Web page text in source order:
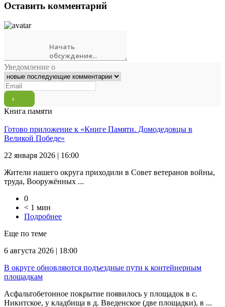
Оставить комментарий
Уведомление о
Книга памяти
Готово приложение к «Книге Памяти. Домодедовцы в
Великой Победе»
22 января 2026 | 16:00
Жители нашего округа приходили в Совет ветеранов войны,
труда, Вооружённых ...
0
< 1 мин
Подробнее
Еще по теме
6 августа 2026 | 18:00
В округе обновляются подъездные пути к контейнерным
площадкам
Асфальтобетонное покрытие появилось у площадок в с.
Никитское, у кладбища в д. Введенское (две площадки), в ...